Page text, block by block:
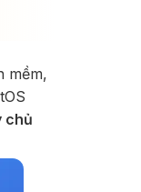
mềm,
chủ